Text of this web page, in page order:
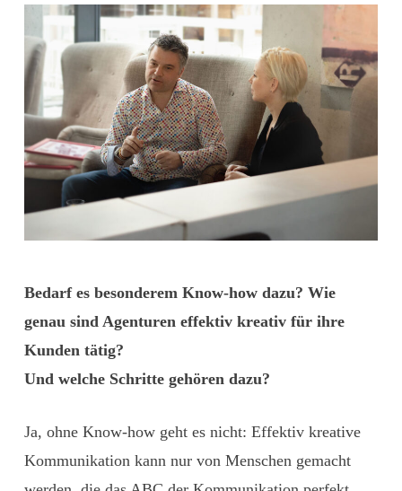
Bedarf es besonderem Know-how dazu? Wie
genau sind Agenturen effektiv kreativ für ihre
Kunden tätig?
Und welche Schritte gehören dazu?
Ja, ohne Know-how geht es nicht: Effektiv kreative
Kommunikation kann nur von Menschen gemacht